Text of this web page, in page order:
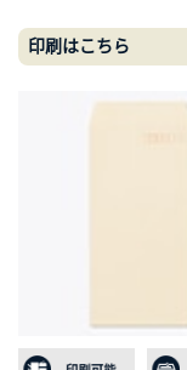
印刷はこちら